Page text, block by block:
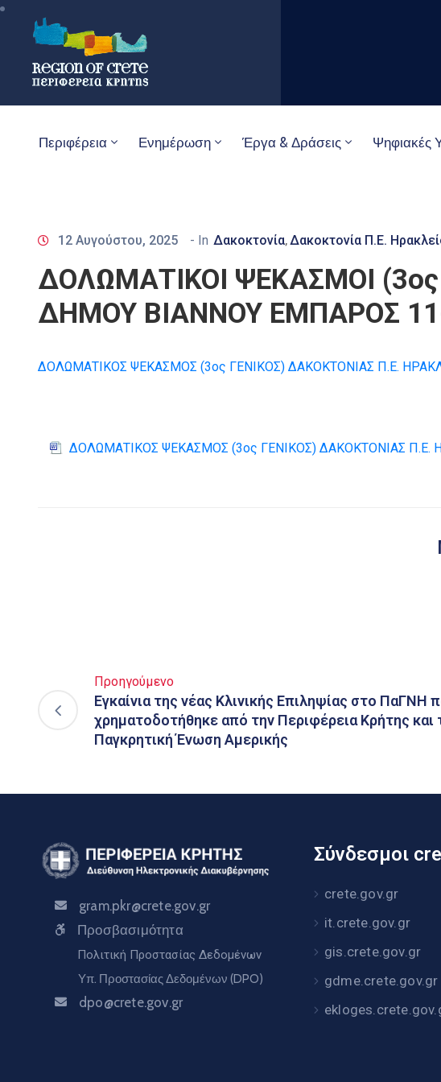
Περιφέρεια Ενημέρωση Έργα & Δράσεις Ψηφιακές
12 Αυγούστου, 2025 - In Δακοκτονία‚ Δακοκτονία Π.Ε.
ΔΟΛΩΜΑΤΙΚΟΙ ΨΕΚΑΣΜΟΙ
ΔΗΜΟΥ ΒΙΑΝΝΟΥ ΕΜΠΑΡΟΣ
ΔΟΛΩΜΑΤΙΚΟΣ ΨΕΚΑΣΜΟΣ (3ος ΓΕΝΙΚΟΣ) ΔΑΚΟΚΤΟΝΙΑΣ Π.Ε.
ΔΟΛΩΜΑΤΙΚΟΣ ΨΕΚΑΣΜΟΣ (3ος ΓΕΝΙΚΟΣ) ΔΑΚΟΚΤΟΝΙΑΣ
Προηγούμενο
Εγκαίνια της νέας Κλινικής Επιληψίας στο ΠαΓΝΗ
χρηματοδοτήθηκε από την Περιφέρεια Κρήτης και
Παγκρητική Ένωση Αμερικής
gram.pkr@crete.gov.gr
Προσβασιμότητα
Πολιτική Προστασίας Δεδομένων
Υπ. Προστασίας Δεδομένων (DPO)
dpo@crete.gov.gr
Σύνδεσμοι
crete.gov.gr
it.crete.gov.gr
gis.crete.gov.gr
gdme.crete.gov.gr